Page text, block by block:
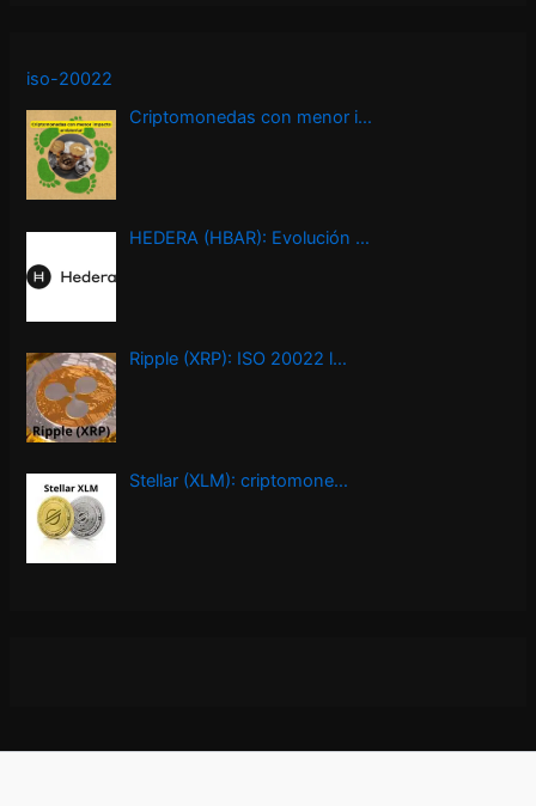
iso-20022
Criptomonedas con menor i…
HEDERA (HBAR): Evolución …
Ripple (XRP): ISO 20022 l…
Stellar (XLM): criptomone…